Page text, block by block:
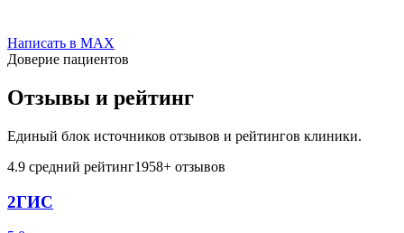
Написать в MAX
Доверие пациентов
Отзывы и рейтинг
Единый блок источников отзывов и рейтингов клиники.
4.9 средний рейтинг1958+ отзывов
2ГИС